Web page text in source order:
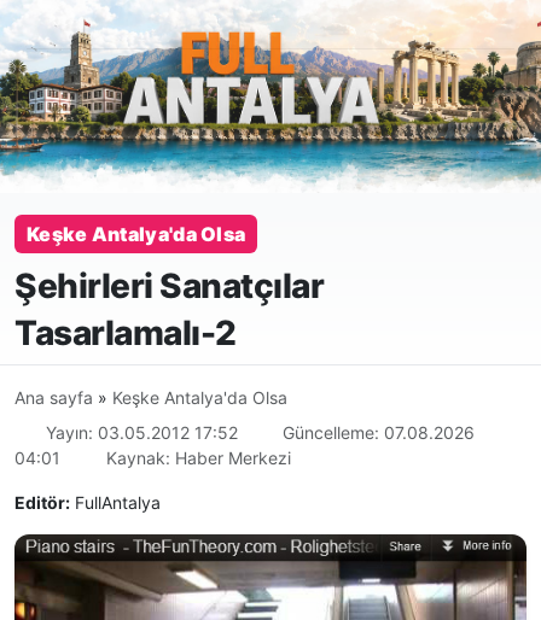
Keşke Antalya'da Olsa
Şehirleri Sanatçılar
Tasarlamalı-2
Ana sayfa » Keşke Antalya'da Olsa
Yayın: 03.05.2012 17:52
Güncelleme: 07.08.2026
04:01
Kaynak: Haber Merkezi
Editör: FullAntalya